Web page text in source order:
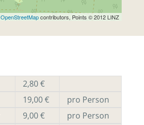
OpenStreetMapcontributors, Points © 2012 LINZ
2,80 €
19,00 €
pro Person
9,00 €
pro Person